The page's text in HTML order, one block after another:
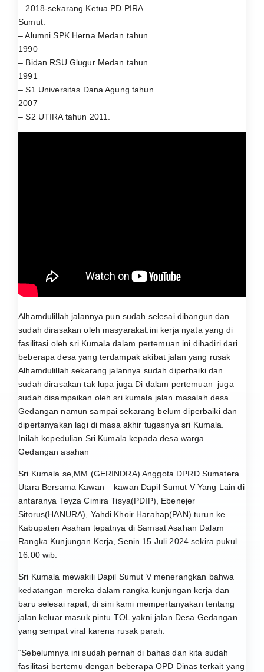
– 2018-sekarang Ketua PD PIRA
Sumut.
– Alumni SPK Herna Medan tahun
1990
– Bidan RSU Glugur Medan tahun
1991
– S1 Universitas Dana Agung tahun
2007
– S2 UTIRA tahun 2011.
Alhamdulillah jalannya pun sudah selesai dibangun dan
sudah dirasakan oleh masyarakat.ini kerja nyata yang di
fasilitasi oleh sri Kumala dalam pertemuan ini dihadiri dari
beberapa desa yang terdampak akibat jalan yang rusak
Alhamdulillah sekarang jalannya sudah diperbaiki dan
sudah dirasakan tak lupa juga Di dalam pertemuan juga
sudah disampaikan oleh sri kumala jalan masalah desa
Gedangan namun sampai sekarang belum diperbaiki dan
dipertanyakan lagi di masa akhir tugasnya sri Kumala.
Inilah kepedulian Sri Kumala kepada desa warga
Gedangan asahan
Sri Kumala.se,MM.(GERINDRA) Anggota DPRD Sumatera
Utara Bersama Kawan – kawan Dapil Sumut V Yang Lain di
antaranya Teyza Cimira Tisya(PDIP), Ebenejer
Sitorus(HANURA), Yahdi Khoir Harahap(PAN) turun ke
Kabupaten Asahan tepatnya di Samsat Asahan Dalam
Rangka Kunjungan Kerja, Senin 15 Juli 2024 sekira pukul
16.00 wib.
Sri Kumala mewakili Dapil Sumut V menerangkan bahwa
kedatangan mereka dalam rangka kunjungan kerja dan
baru selesai rapat, di sini kami mempertanyakan tentang
jalan keluar masuk pintu TOL yakni jalan Desa Gedangan
yang sempat viral karena rusak parah.
“Sebelumnya ini sudah pernah di bahas dan kita sudah
fasilitasi bertemu dengan beberapa OPD Dinas terkait yang